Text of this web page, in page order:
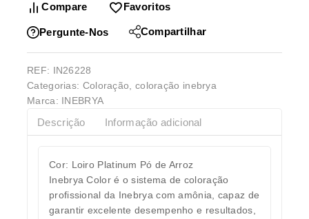
Compare Favoritos
Pergunte-Nos Compartilhar
REF: IN26228
Categorias: Coloração, coloração inebrya
Marca: INEBRYA
Descrição Informação adicional
Cor: Loiro Platinum Pó de Arroz
Inebrya Color é o sistema de coloração
profissional da Inebrya com amônia, capaz de
garantir excelente desempenho e resultados,